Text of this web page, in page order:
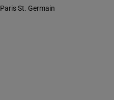
Paris St. Germain